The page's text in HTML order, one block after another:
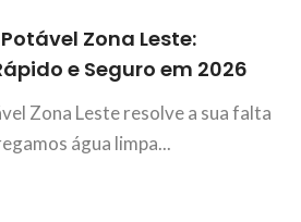
Zona Leste:
e Seguro em 2026
Zona Leste resolve a sua falta
água limpa...